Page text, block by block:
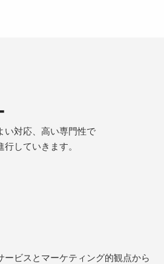
い対応、高い専門性で
していきます。
ービスとマーケティング的観点から